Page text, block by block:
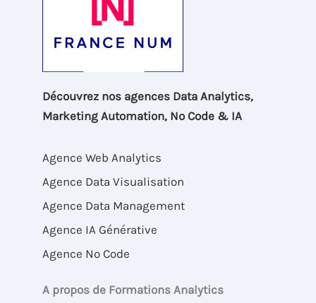
Découvrez nos agences Data Analytics,
Marketing Automation, No Code & IA
Agence Web Analytics
Agence Data Visualisation
Agence Data Management
Agence IA Générative
Agence No Code
A propos de Formations Analytics